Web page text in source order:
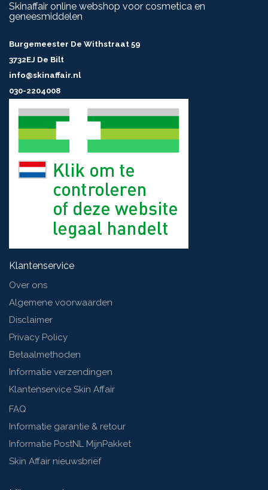
Skinaffair online webshop voor cosmetica en
geneesmiddelen
Burgemeester De Withstraat 59
3732EJ De Bilt
info@skinaffair.nl
030-2204008
Klantenservice
Over ons
Algemene voorwaarden
Disclaimer
Privacy Policy
Betaalmethoden
Informatie verzendingen
Klantenservice Skin Affair
FAQ
Informatie garantie & retour
Informatie PostNL MijnPakket
Skin Affair nieuwsbrief